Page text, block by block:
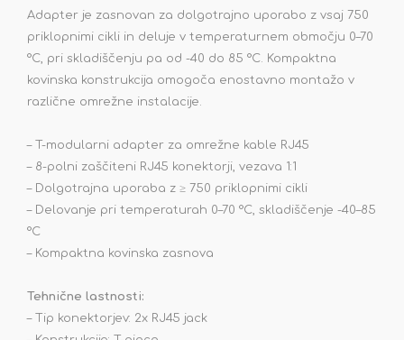
Adapter je zasnovan za dolgotrajno uporabo z vsaj 750
priklopnimi cikli in deluje v temperaturnem območju 0–70
°C, pri skladiščenju pa od -40 do 85 °C. Kompaktna
kovinska konstrukcija omogoča enostavno montažo v
različne omrežne instalacije.
– T-modularni adapter za omrežne kable RJ45
– 8-polni zaščiteni RJ45 konektorji, vezava 1:1
– Dolgotrajna uporaba z ≥ 750 priklopnimi cikli
– Delovanje pri temperaturah 0–70 °C, skladiščenje -40–85
°C
– Kompaktna kovinska zasnova
Tehnične lastnosti:
– Tip konektorjev: 2x RJ45 jack